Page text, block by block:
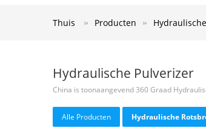
Thuis Producten
Hydraulische Pulverizer
China is toonaangevend 360 Graad
Alle Producten Hydraulische